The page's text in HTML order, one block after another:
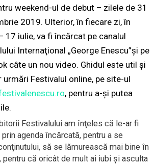
weekend-ul de debut – zilele de 31
2019. Ulterior, în fiecare zi, în
17 iulie, va fi încărcat pe canalul
Internaţional „George Enescu”şi pe
câte un nou video. Ghidul este util şi
urmări Festivalul online, pe site-ul
, pentru a-şi putea
Festivalului am înţeles că le-ar fi
agenda încărcată, pentru a se
să se lămurească mai bine în
pentru că oricât de mult ai iubi şi asculta